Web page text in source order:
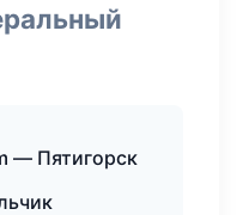
— Пятигорск